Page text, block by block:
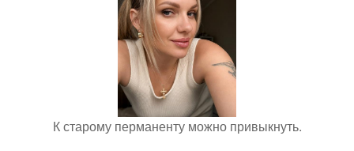
К старому перманенту можно привыкнуть.